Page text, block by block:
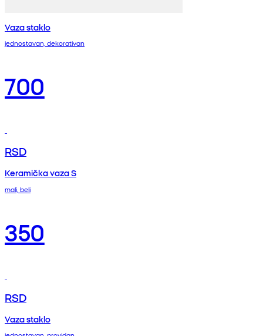
Vaza staklo
jednostavan, dekorativan
700
RSD
Keramička vaza S
mali, beli
350
RSD
Vaza staklo